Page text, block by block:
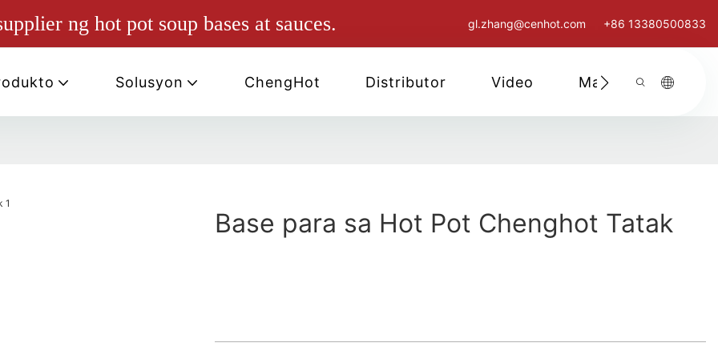
ng hot pot soup bases at sauces. gl.zhang@cenhot.com +86 13380500833
Solusyon ChengHot Distributor Video Makipag-Ugnay
Base para sa Hot Pot Chenghot Tatak